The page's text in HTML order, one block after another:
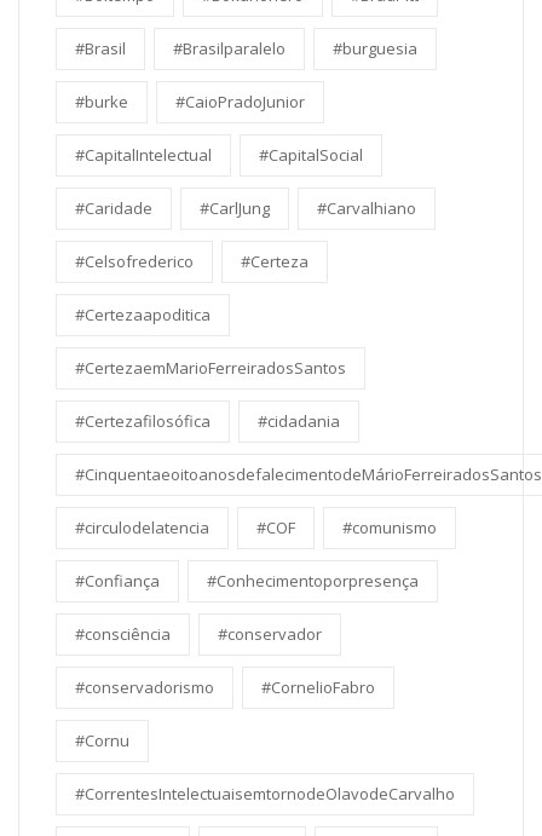
#Brasil #Brasilparalelo #burguesia
#burke #CaioPradoJunior
#CapitalIntelectual #CapitalSocial
#Caridade #CarlJung #Carvalhiano
#Celsofrederico #Certeza
#Certezaapoditica
#CertezaemMarioFerreiradosSantos
#Certezafilosófica #cidadania
#CinquentaeoitoanosdefalecimentodeMárioFerreiradosSantos
#circulodelatencia #COF #comunismo
#Confiança #Conhecimentoporpresença
#consciência #conservador
#conservadorismo #CornelioFabro
#Cornu
#CorrentesIntelectuaisemtornodeOlavodeCarvalho